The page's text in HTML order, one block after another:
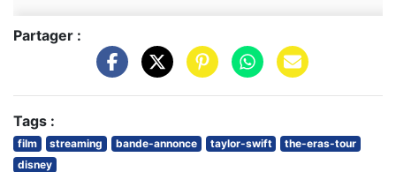
Partager :
Tags :
film streaming bande-annonce taylor-swift
the-eras-tour
disney